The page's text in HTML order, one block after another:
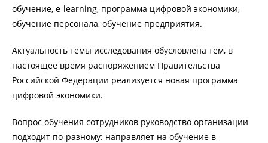
обучение, e-learning, программа цифровой экономики,
обучение персонала, обучение предприятия.
Актуальность темы исследования обусловлена тем, в
настоящее время распоряжением Правительства
Российской Федерации реализуется новая программа
цифровой экономики.
Вопрос обучения сотрудников руководство организации
подходит по-разному: направляет на обучение в